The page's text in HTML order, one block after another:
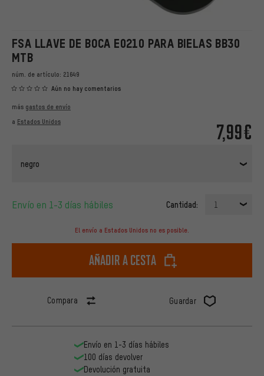
FSA LLAVE DE BOCA E0210 PARA BIELAS BB30
MTB
núm. de artículo: 21649
Aún no hay comentarios
7,99€
más gastos de envío
a Estados Unidos
negro
Envío en 1-3 días hábiles Cantidad: 1
El envío a Estados Unidos no es posible.
Añadir a cesta
Compara Guardar
Envío en 1-3 días hábiles
100 días devolver
Devolución gratuita